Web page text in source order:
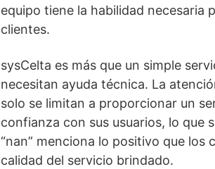
equipo tiene la habilidad necesaria
clientes.
sysCelta es más que un simple
necesitan ayuda técnica. La
solo se limitan a proporcionar un
confianza con sus usuarios, lo que
“nan” menciona lo positivo que
calidad del servicio brindado.